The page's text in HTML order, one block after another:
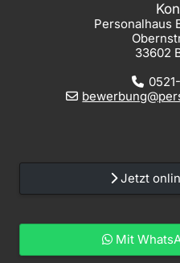
Personalhaus
33602
Jetzt
Mit